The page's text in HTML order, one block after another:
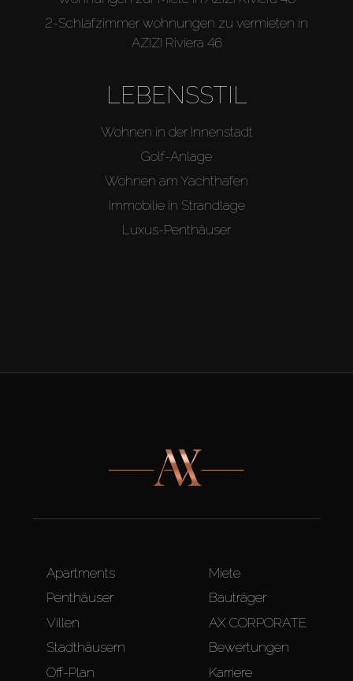
2-Schlafzimmer wohnungen zu vermieten in
AZIZI Riviera 46
LEBENSSTIL
Wohnen in der Innenstadt
Golf-Anlage
Wohnen am Yachthafen
Immobilie in Strandlage
Luxus-Penthäuser
Apartments
Penthäuser
Villen
Stadthäusern
Off-Plan
Miete
Bauträger
AX CORPORATE
Bewertungen
Karriere